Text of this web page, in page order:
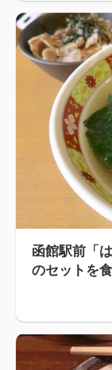
函館駅前「
のセットを